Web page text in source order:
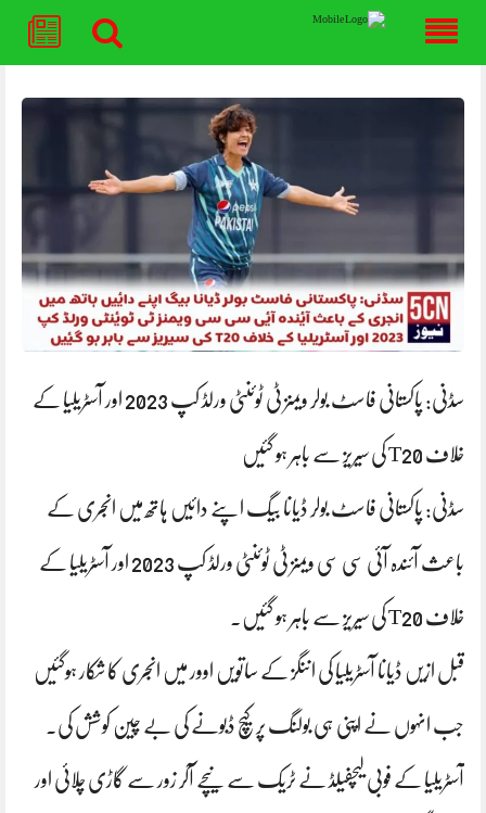
content
سڈنی: پاکستانی فاسٹ بولر ویمنز ٹی ٹوئنٹی ورلڈ کپ 2023 اور آسٹریلیا کے
خلاف T20 کی سیریز سے باہر ہو گئیں
سڈنی: پاکستانی فاسٹ بولر ڈیانا بیگ اپنے دائیں ہاتھ میں انجری کے
باعث آئندہ آئی سی سی ویمنز ٹی ٹوئنٹی ورلڈ کپ 2023 اور آسٹریلیا کے
خلاف T20 کی سیریز سے باہر ہو گئیں۔
قبل ازیں ڈیانا آسٹریلیا کی اننگز کے ساتویں اوور میں انجری کا شکار ہوگئیں
جب انہوں نے اپنی ہی بولنگ پر کیچ ڈبونے کی بے چین کوشش کی۔
آسٹریلیا کے فوبی لیچفیلڈ نے ٹریک سے نیچے آکر زور سے گاڑی چلائی اور